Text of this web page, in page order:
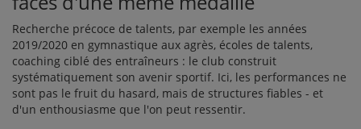
Recherche précoce de talents, par exemple les années
2019/2020 en gymnastique aux agrès, écoles de talents,
coaching ciblé des entraîneurs : le club construit
systématiquement son avenir sportif. Ici, les performances ne
sont pas le fruit du hasard, mais de structures fiables - et
d'un enthousiasme que l'on peut ressentir.